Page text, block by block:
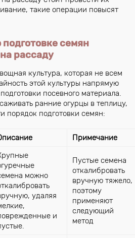
такие операции повысят
семян
рассаду
культура, которая не всем
этой культуры напрямую
посевного материала.
ранние огурцы в теплицу,
порядок подготовки семян:
Примечание
можно
удаляя
и
Пустые семена
откалибровать
вручную тяжело,
поэтому
применяют
следующий
метод